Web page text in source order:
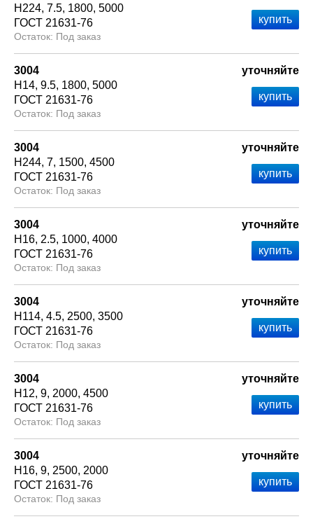
Н224 7.5 1800 5000
ГОСТ 21631-76
Под заказ
3004
Н14 9.5 1800 5000
ГОСТ 21631-76
Под заказ
уточняйте
3004
Н244 7 1500 4500
ГОСТ 21631-76
Под заказ
уточняйте
3004
Н16 2.5 1000 4000
ГОСТ 21631-76
Под заказ
уточняйте
3004
Н114 4.5 2500 3500
ГОСТ 21631-76
Под заказ
уточняйте
3004
Н12 9 2000 4500
ГОСТ 21631-76
Под заказ
уточняйте
3004
Н16 9 2500 2000
ГОСТ 21631-76
Под заказ
уточняйте